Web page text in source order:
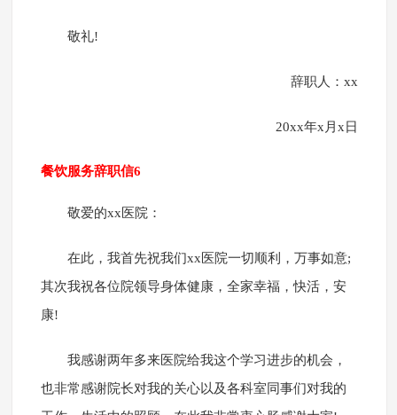
敬礼!
辞职人：xx
20xx年x月x日
餐饮服务辞职信6
敬爱的xx医院：
在此，我首先祝我们xx医院一切顺利，万事如意;
其次我祝各位院领导身体健康，全家幸福，快活，安
康!
我感谢两年多来医院给我这个学习进步的机会，
也非常感谢院长对我的关心以及各科室同事们对我的